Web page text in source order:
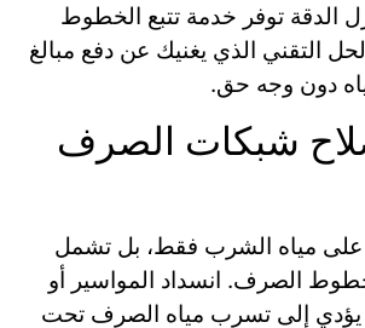
الدقة توفر خدمة تتبع الخطوط
التقني الذي يغنيك عن دفع مبالغ
دون وجه حق.
شبكات الصرف
على مياه الشرب فقط، بل تشمل
الصرف. انسداد المواسير أو
يؤدي إلى تسرب مياه الصرف تحت